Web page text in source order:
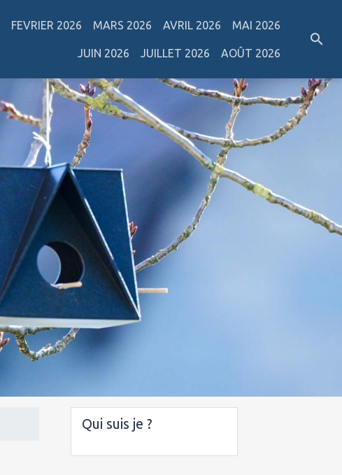
FEVRIER 2026 MARS 2026 AVRIL 2026 MAI 2026
JUIN 2026 JUILLET 2026 AOÛT 2026
Qui suis je ?